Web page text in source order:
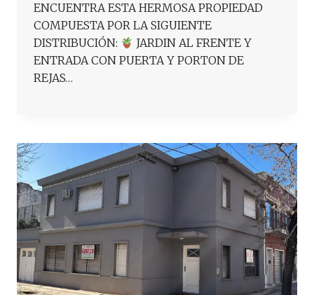
ENCUENTRA ESTA HERMOSA PROPIEDAD
COMPUESTA POR LA SIGUIENTE
DISTRIBUCIÓN:
JARDIN AL FRENTE Y
ENTRADA CON PUERTA Y PORTON DE
REJAS…